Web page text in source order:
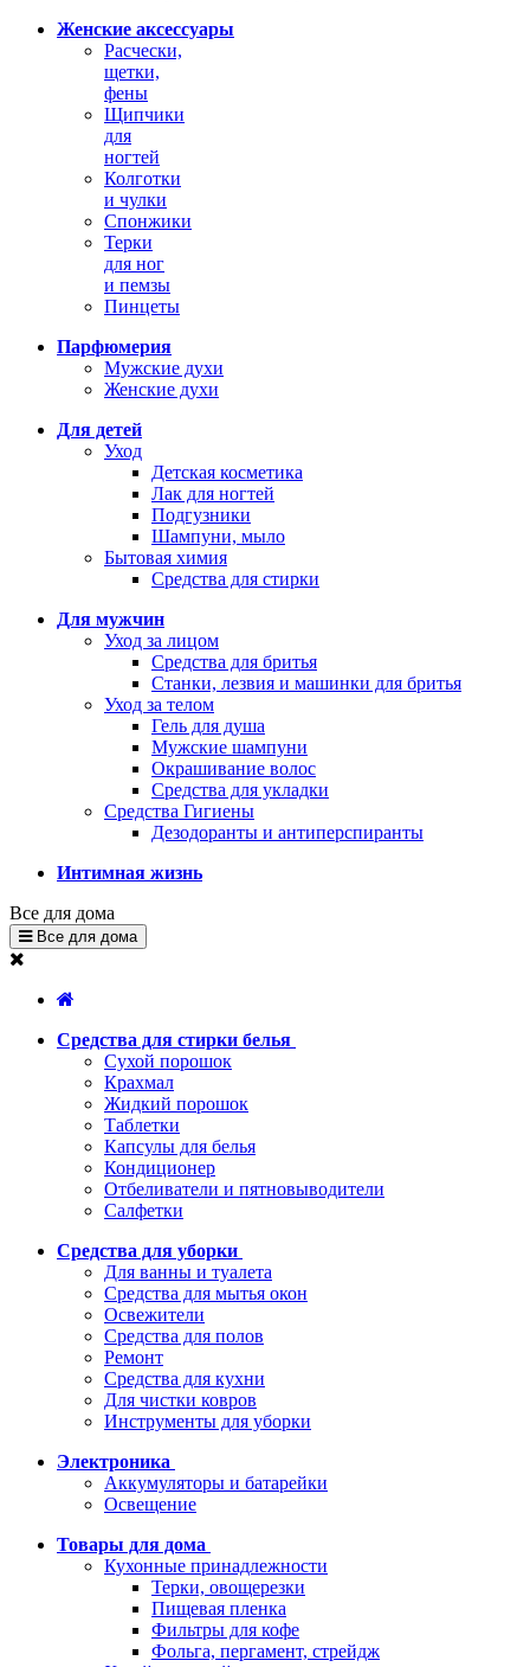
Женские аксессуары
Расчески,
щетки,
фены
Щипчики
для
ногтей
Колготки
и чулки
Спонжики
Терки
для ног
и пемзы
Пинцеты
Парфюмерия
Мужские духи
Женские духи
Для детей
Уход
Детская косметика
Лак для ногтей
Подгузники
Шампуни, мыло
Бытовая химия
Средства для стирки
Для мужчин
Уход за лицом
Средства для бритья
Станки, лезвия и машинки для бритья
Уход за телом
Гель для душа
Мужские шампуни
Окрашивание волос
Средства для укладки
Средства Гигиены
Дезодоранты и антиперспиранты
Интимная жизнь
Все для дома
Все для дома
Средства для стирки белья
Сухой порошок
Крахмал
Жидкий порошок
Таблетки
Капсулы для белья
Кондиционер
Отбеливатели и пятновыводители
Салфетки
Средства для уборки
Для ванны и туалета
Средства для мытья окон
Освежители
Средства для полов
Ремонт
Средства для кухни
Для чистки ковров
Инструменты для уборки
Электроника
Аккумуляторы и батарейки
Освещение
Товары для дома
Кухонные принадлежности
Терки, овощерезки
Пищевая пленка
Фильтры для кофе
Фольга, пергамент, стрейдж